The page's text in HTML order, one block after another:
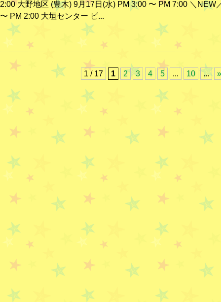
2:00 大野地区 (豊木) 9月17日(水) PM 3:00 〜 PM 7:00 ＼NEW
〜 PM 2:00 大垣センター ピ...
1 / 17 1 2 3 4 5 ... 10 ... »